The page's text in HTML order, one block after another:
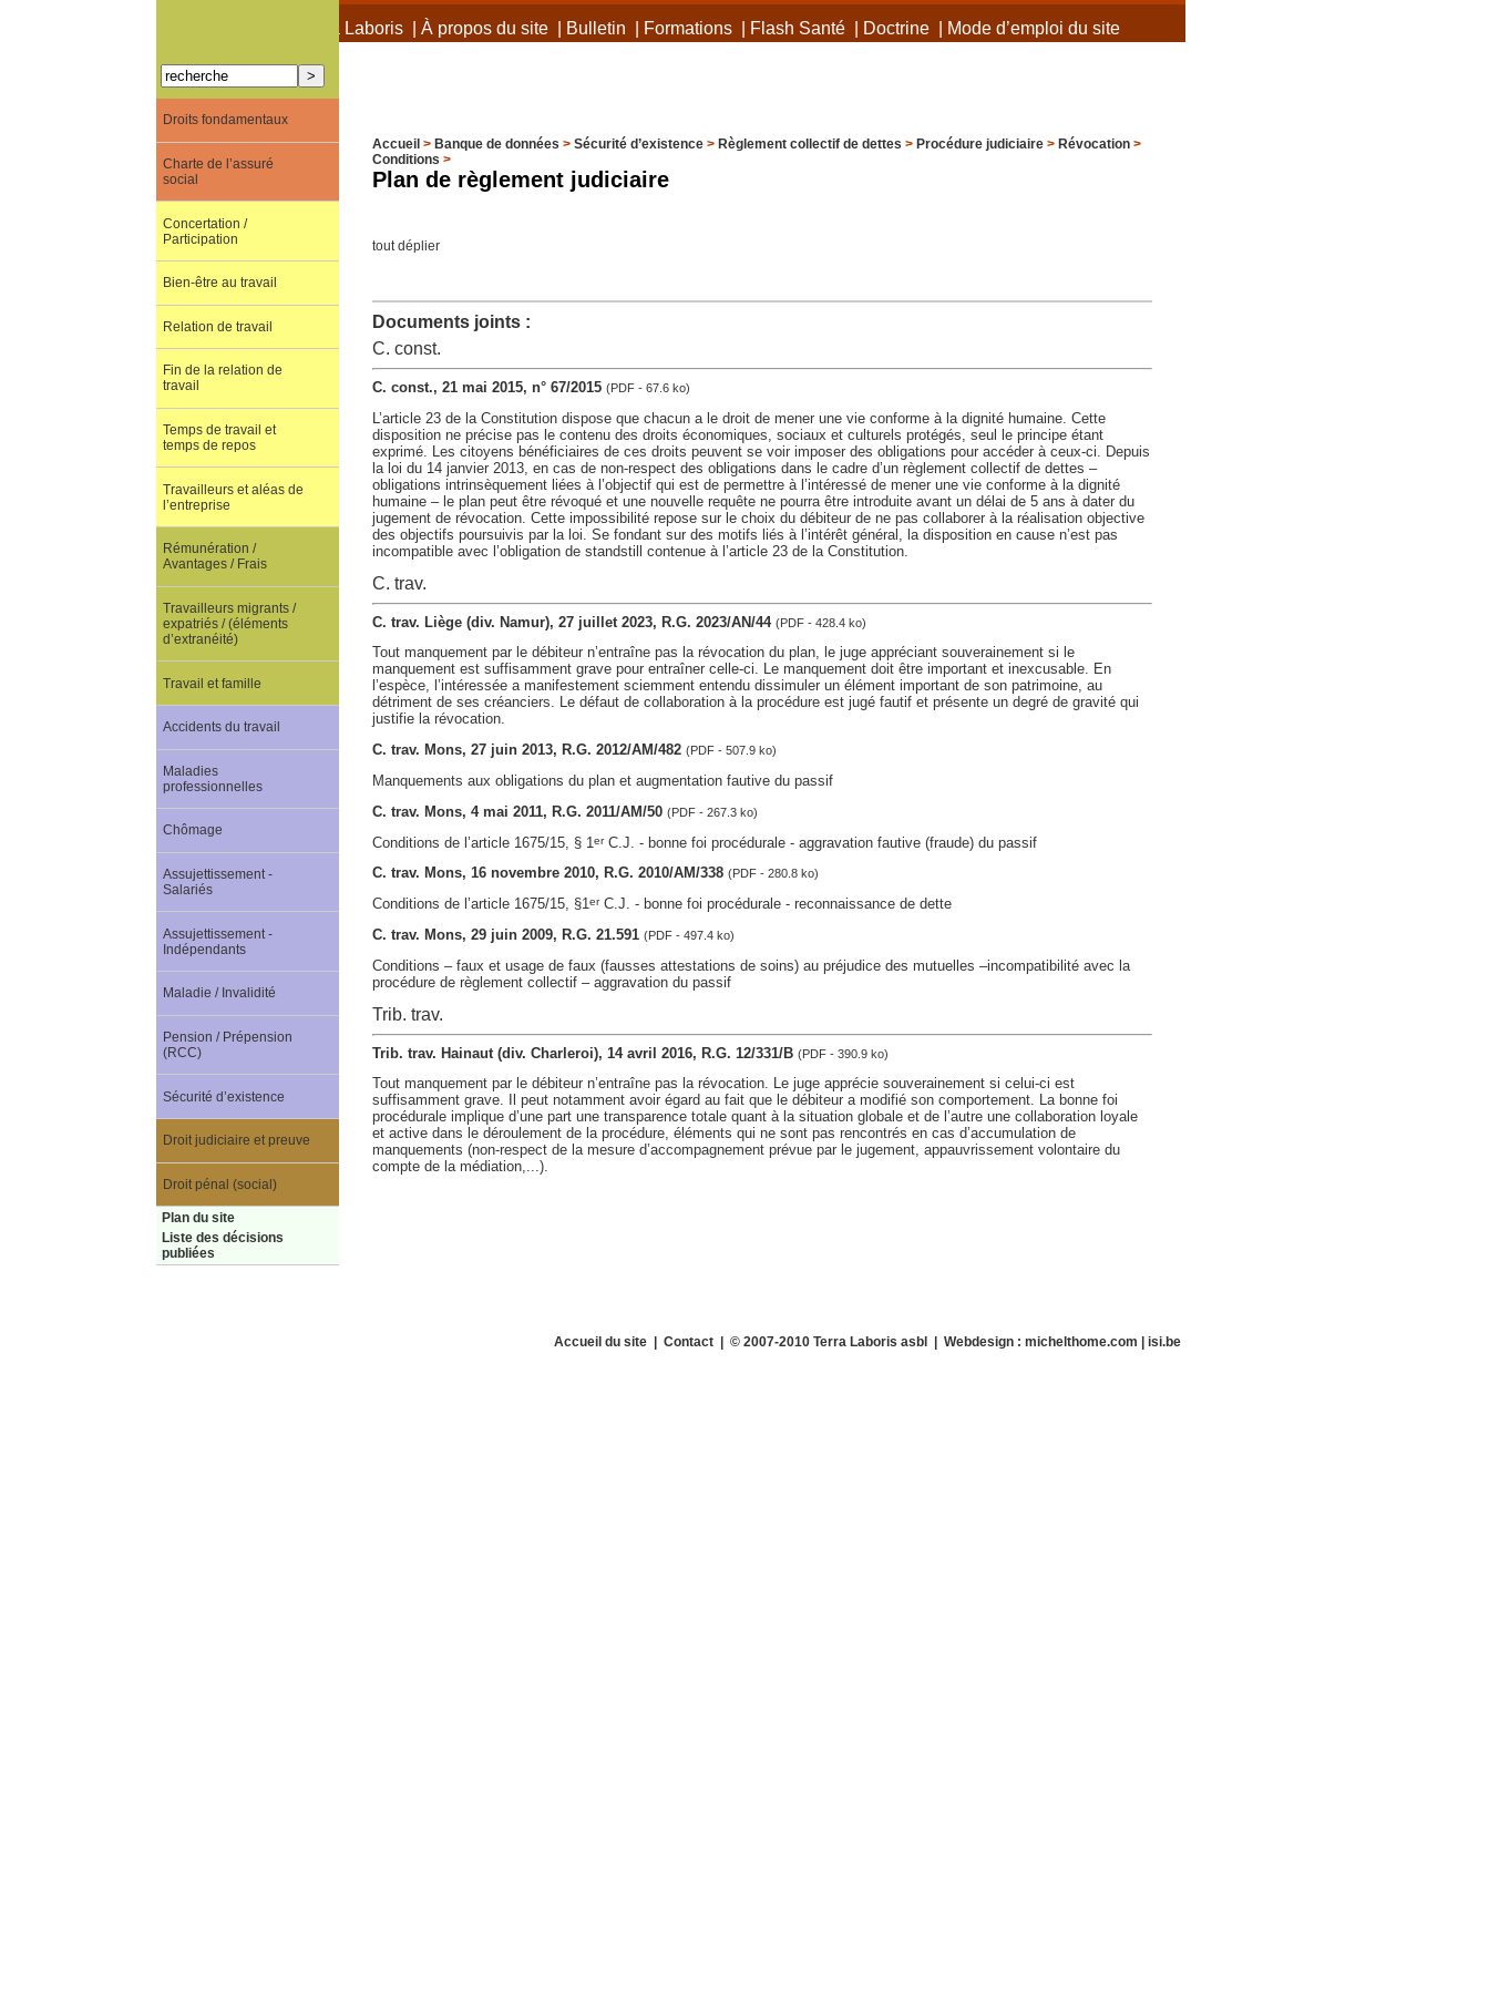
À propos de Terra Laboris| À propos du site| Bulletin Formations| Flash Santé| Doctrine| Mode d’emploi du site
Accueil > Banque de données > Sécurité d’existence> Règlement collectif de dettes > Procédure judiciaire> Révocation>
Conditions >
Plan de règlement judiciaire
tout déplier
Documents joints :
C. const.
C. const., 21 mai 2015, n° 67/2015 (PDF - 67.6 ko)
L’article 23 de la Constitution dispose que chacun a le droit de mener une vie conforme à la dignité humaine. Cette
disposition ne précise pas le contenu des droits économiques, sociaux et culturels protégés, seul le principe étant
exprimé. Les citoyens bénéficiaires de ces droits peuvent se voir imposer des obligations pour accéder à ceux-ci. Depuis
la loi du 14 janvier 2013, en cas de non-respect des obligations dans le cadre d’un règlement collectif de dettes –
obligations intrinsèquement liées à l’objectif qui est de permettre à l’intéressé de mener une vie conforme à la dignité
humaine – le plan peut être révoqué et une nouvelle requête ne pourra être introduite avant un délai de 5 ans à dater du
jugement de révocation. Cette impossibilité repose sur le choix du débiteur de ne pas collaborer à la réalisation objective
des objectifs poursuivis par la loi. Se fondant sur des motifs liés à l’intérêt général, la disposition en cause n’est pas
incompatible avec l’obligation de standstill contenue à l’article 23 de la Constitution.
C. trav.
C. trav. Liège (div. Namur), 27 juillet 2023, R.G. 2023/AN/44 (PDF - 428.4 ko)
Tout manquement par le débiteur n’entraîne pas la révocation du plan, le juge appréciant souverainement si le
manquement est suffisamment grave pour entraîner celle-ci. Le manquement doit être important et inexcusable. En
l’espèce, l’intéressée a manifestement sciemment entendu dissimuler un élément important de son patrimoine, au
détriment de ses créanciers. Le défaut de collaboration à la procédure est jugé fautif et présente un degré de gravité qui
justifie la révocation.
C. trav. Mons, 27 juin 2013, R.G. 2012/AM/482 (PDF - 507.9 ko)
Manquements aux obligations du plan et augmentation fautive du passif
C. trav. Mons, 4 mai 2011, R.G. 2011/AM/50 (PDF - 267.3 ko)
Conditions de l’article 1675/15, § 1erC.J. - bonne foi procédurale - aggravation fautive (fraude) du passif
C. trav. Mons, 16 novembre 2010, R.G. 2010/AM/338 (PDF - 280.8 ko)
Conditions de l’article 1675/15, §1erC.J. - bonne foi procédurale - reconnaissance de dette
C. trav. Mons, 29 juin 2009, R.G. 21.591 (PDF - 497.4 ko)
Conditions – faux et usage de faux (fausses attestations de soins) au préjudice des mutuelles –incompatibilité avec la
procédure de règlement collectif – aggravation du passif
Trib. trav.
Trib. trav. Hainaut (div. Charleroi), 14 avril 2016, R.G. 12/331/B (PDF - 390.9 ko)
Tout manquement par le débiteur n’entraîne pas la révocation. Le juge apprécie souverainement si celui-ci est
suffisamment grave. Il peut notamment avoir égard au fait que le débiteur a modifié son comportement. La bonne foi
procédurale implique d’une part une transparence totale quant à la situation globale et de l’autre une collaboration loyale
et active dans le déroulement de la procédure, éléments qui ne sont pas rencontrés en cas d’accumulation de
manquements (non-respect de la mesure d’accompagnement prévue par le jugement, appauvrissement volontaire du
compte de la médiation,...).
Droits fondamentaux
Charte de l’assuré
social
Concertation /
Participation
Bien-être au travail
Relation de travail
Fin de la relation de
travail
Temps de travail et
temps de repos
Travailleurs et aléas de
l’entreprise
Rémunération /
Avantages / Frais
Travailleurs migrants /
expatriés / (éléments
d’extranéité)
Travail et famille
Accidents du travail
Maladies
professionnelles
Chômage
Assujettissement -
Salariés
Assujettissement -
Indépendants
Maladie / Invalidité
Pension / Prépension
(RCC)
Sécurité d’existence
Droit judiciaire et preuve
Droit pénal (social)
Plan du site
Liste des décisions
publiées
Accueil du site| Contact| © 2007-2010 Terra Laboris asbl | Webdesign : michelthome.com | isi.be